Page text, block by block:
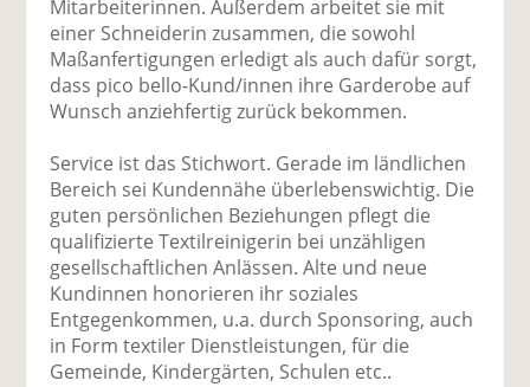
Mitarbeiterinnen. Außerdem arbeitet sie mit
einer Schneiderin zusammen, die sowohl
Maßanfertigungen erledigt als auch dafür sorgt,
dass pico bello-Kund/innen ihre Garderobe auf
Wunsch anziehfertig zurück bekommen.
Service ist das Stichwort. Gerade im ländlichen
Bereich sei Kundennähe überlebenswichtig. Die
guten persönlichen Beziehungen pflegt die
qualifizierte Textilreinigerin bei unzähligen
gesellschaftlichen Anlässen. Alte und neue
Kundinnen honorieren ihr soziales
Entgegenkommen, u.a. durch Sponsoring, auch
in Form textiler Dienstleistungen, für die
Gemeinde, Kindergärten, Schulen etc..